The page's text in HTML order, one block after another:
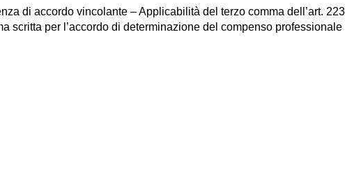
di accordo vincolante – Applicabilità del terzo comma dell’art.
scritta per l’accordo di determinazione del compenso